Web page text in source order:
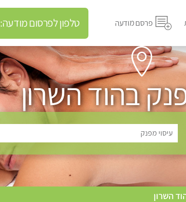
פרסם מודעה טלפון לפרסום מודעה: 054-3220999
בהוד השרון
עיסוי מפנק
השרון